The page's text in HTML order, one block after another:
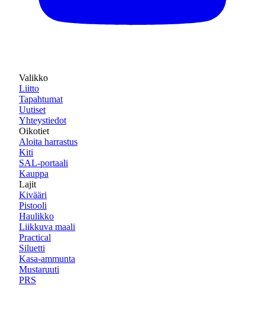
Valikko
Liitto
Tapahtumat
Uutiset
Yhteystiedot
Oikotiet
Aloita harrastus
Kiti
SAL-portaali
Kauppa
Lajit
Kivääri
Pistooli
Haulikko
Liikkuva maali
Practical
Siluetti
Kasa-ammunta
Mustaruuti
PRS